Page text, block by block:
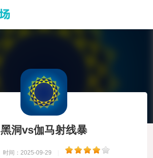
黑洞vs伽马射线暴
时间：2025-09-29